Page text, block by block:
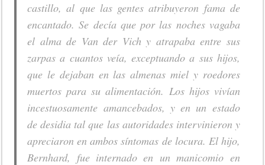
castillo, al que las gentes atribuyeron fama de
encantado. Se decía que por las noches vagaba
el alma de Van der Vich y atrapaba entre sus
zarpas a cuantos veía, exceptuando a sus hijos,
que le dejaban en las almenas miel y roedores
muertos para su alimentación. Los hijos vivían
incestuosamente amancebados, y en un estado
de desidia tal que las autoridades intervinieron y
apreciaron en ambos síntomas de locura. El hijo,
Bernhard, fue internado en un manicomio en